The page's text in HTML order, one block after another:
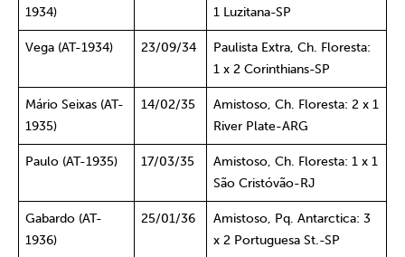
1934)
1 Luzitana-SP
Vega (AT-1934) 23/09/34
Paulista Extra, Ch. Floresta:
1 x 2 Corinthians-SP
Mário Seixas (AT-
1935)
14/02/35
Amistoso, Ch. Floresta: 2 x 1
River Plate-ARG
Paulo (AT-1935) 17/03/35
Amistoso, Ch. Floresta: 1 x 1
São Cristóvão-RJ
Gabardo (AT-
1936)
25/01/36
Amistoso, Pq. Antarctica: 3
x 2 Portuguesa St.-SP